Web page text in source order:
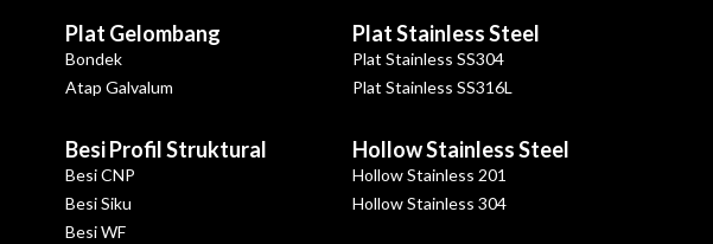
Plat Gelombang
Bondek
Atap Galvalum
Besi Profil Struktural
Besi CNP
Besi Siku
Besi WF
Plat Stainless Steel
Plat Stainless SS304
Plat Stainless SS316L
Hollow Stainless Steel
Hollow Stainless 201
Hollow Stainless 304